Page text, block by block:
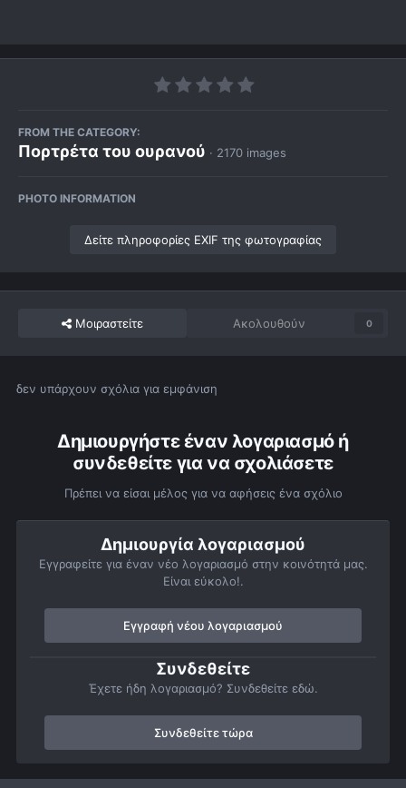
FROM THE CATEGORY:
Πορτρέτα του ουρανού · 2170 images
PHOTO INFORMATION
Δείτε πληροφορίες EXIF της φωτογραφίας
Μοιραστείτε Ακολουθούν 0
δεν υπάρχουν σχόλια για εμφάνιση
Δημιουργήστε έναν λογαριασμό ή
συνδεθείτε για να σχολιάσετε
Πρέπει να είσαι μέλος για να αφήσεις ένα σχόλιο
Δημιουργία λογαριασμού
Εγγραφείτε για έναν νέο λογαριασμό στην κοινότητά μας.
Είναι εύκολο!.
Εγγραφή νέου λογαριασμού
Συνδεθείτε
Έχετε ήδη λογαριασμό? Συνδεθείτε εδώ.
Συνδεθείτε τώρα